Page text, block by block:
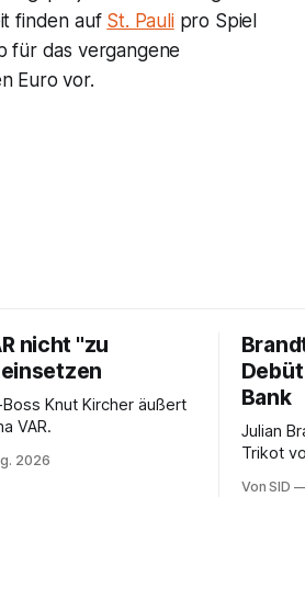
finden auf St. Paulipro Spiel
für das vergangene
Euro vor.
nicht "zu
Knut Kircher äußert
VAR.
2026
Bank
Julian
Trikot
Von SID